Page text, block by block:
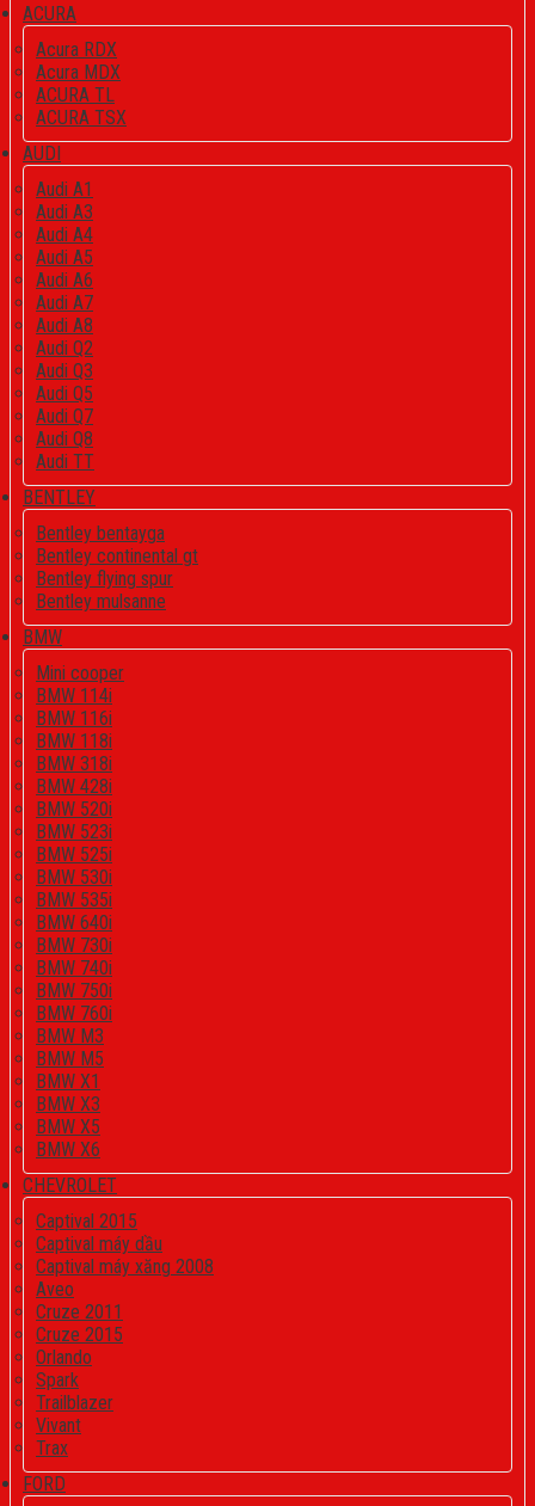
ACURA
Acura RDX
Acura MDX
ACURA TL
ACURA TSX
AUDI
Audi A1
Audi A3
Audi A4
Audi A5
Audi A6
Audi A7
Audi A8
Audi Q2
Audi Q3
Audi Q5
Audi Q7
Audi Q8
Audi TT
BENTLEY
Bentley bentayga
Bentley continental gt
Bentley flying spur
Bentley mulsanne
BMW
Mini cooper
BMW 114i
BMW 116i
BMW 118i
BMW 318i
BMW 428i
BMW 520i
BMW 523i
BMW 525i
BMW 530i
BMW 535i
BMW 640i
BMW 730i
BMW 740i
BMW 750i
BMW 760i
BMW M3
BMW M5
BMW X1
BMW X3
BMW X5
BMW X6
CHEVROLET
Captival 2015
Captival máy dầu
Captival máy xăng 2008
Aveo
Cruze 2011
Cruze 2015
Orlando
Spark
Trailblazer
Vivant
Trax
FORD